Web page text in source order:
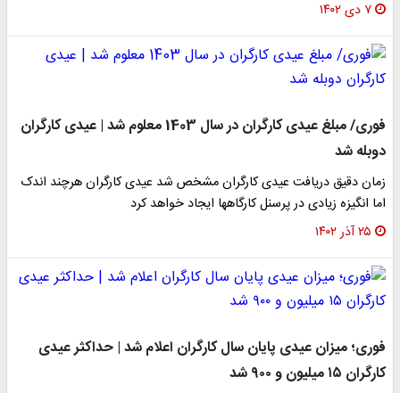
۷ دی ۱۴۰۲
فوری/ مبلغ عیدی کارگران در سال 1403 معلوم شد | عیدی کارگران
دوبله شد
زمان دقیق دریافت عیدی کارگران مشخص شد عیدی کارگران هرچند اندک
اما انگیزه زیادی در پرسنل کارگاهها ایجاد خواهد کرد
۲۵ آذر ۱۴۰۲
فوری؛ میزان عیدی پایان سال کارگران اعلام شد | حداکثر عیدی
کارگران ۱۵ میلیون و ۹۰۰ شد